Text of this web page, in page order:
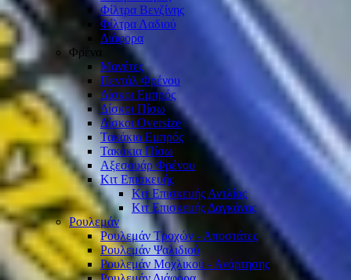
Φίλτρα Βενζίνης
Φίλτρα Λαδιού
Διάφορα
Φρένα
Μανέτες
Πεντάλ Φρένου
Δίσκοι Εμπρός
Δίσκοι Πίσω
Δίσκοι Oversize
Τακάκια Εμπρός
Τακάκια Πίσω
Αξεσουάρ Φρένου
Κιτ Επισκευής
Κιτ Επισκευής Αντλίας
Κιτ Επισκευής Δαγκάνας
Ρουλεμάν
Ρουλεμάν Τροχών - Αποστάτες
Ρουλεμάν Ψαλιδιού
Ρουλεμάν Μοχλικού - Ανάρτησης